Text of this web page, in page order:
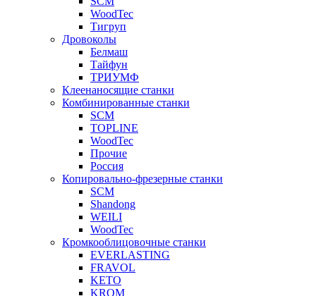
WoodTec
Тигруп
Дровоколы
Белмаш
Тайфун
ТРИУМФ
Клеенаносящие станки
Комбинированные станки
SCM
TOPLINE
WoodTec
Прочие
Россия
Копировально-фрезерные станки
SCM
Shandong
WEILI
WoodTec
Кромкооблицовочные станки
EVERLASTING
FRAVOL
KETO
KROM